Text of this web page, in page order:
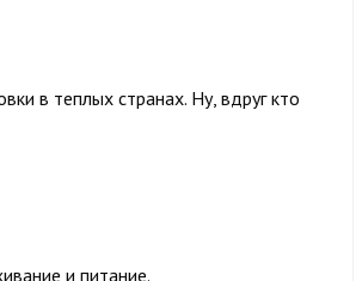
в теплых странах. Ну, вдруг кто
и питание.